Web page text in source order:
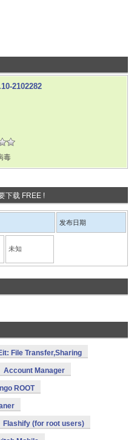
2102282
毒
下载 FREE !
发布日期
未知
File Transfer,Sharing
Account Manager
ROOT
Flashify (for root users)